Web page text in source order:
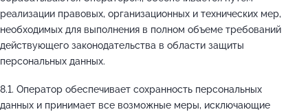
реализации правовых, организационных и технических мер,
необходимых для выполнения в полном объеме требований
действующего законодательства в области защиты
персональных данных.
8.1. Оператор обеспечивает сохранность персональных
данных и принимает все возможные меры, исключающие